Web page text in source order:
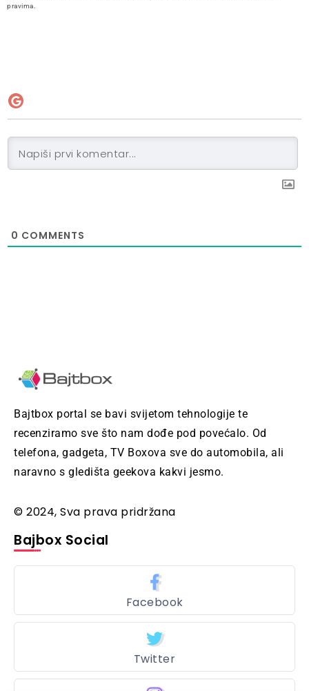
pravima.
0 COMMENTS
Bajtbox portal se bavi svijetom tehnologije te
recenziramo sve što nam dođe pod povećalo. Od
telefona, gadgeta, TV Boxova sve do automobila, ali
naravno s gledišta geekova kakvi jesmo.
© 2024, Sva prava pridržana
Bajbox Social
Facebook
Twitter